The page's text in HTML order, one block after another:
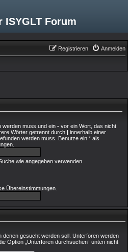
ISYGLT Forum
Anmelden
Registrieren
werden muss und ein - vor ein Wort, das nicht
Wörter getrennt durch | innerhalb einer
werden muss. Benutze ein * als
wie angegeben verwenden
Übereinstimmungen.
denen gesucht werden soll. Unterforen werden
Option „Unterforen durchsuchen“ unten nicht